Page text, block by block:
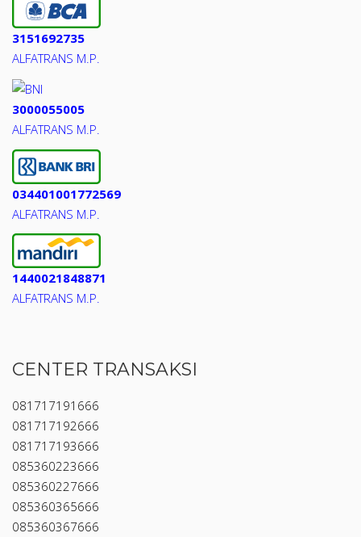
3151692735
ALFATRANS M.P.
3000055005
ALFATRANS M.P.
034401001772569
ALFATRANS M.P.
1440021848871
ALFATRANS M.P.
CENTER TRANSAKSI
081717191666
081717192666
081717193666
085360223666
085360227666
085360365666
085360367666